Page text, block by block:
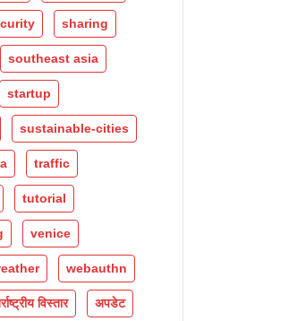
sharing
southeast asia
startup
sustainable-cities
traffic
tutorial
venice
webauthn
विस्तार अपडेट